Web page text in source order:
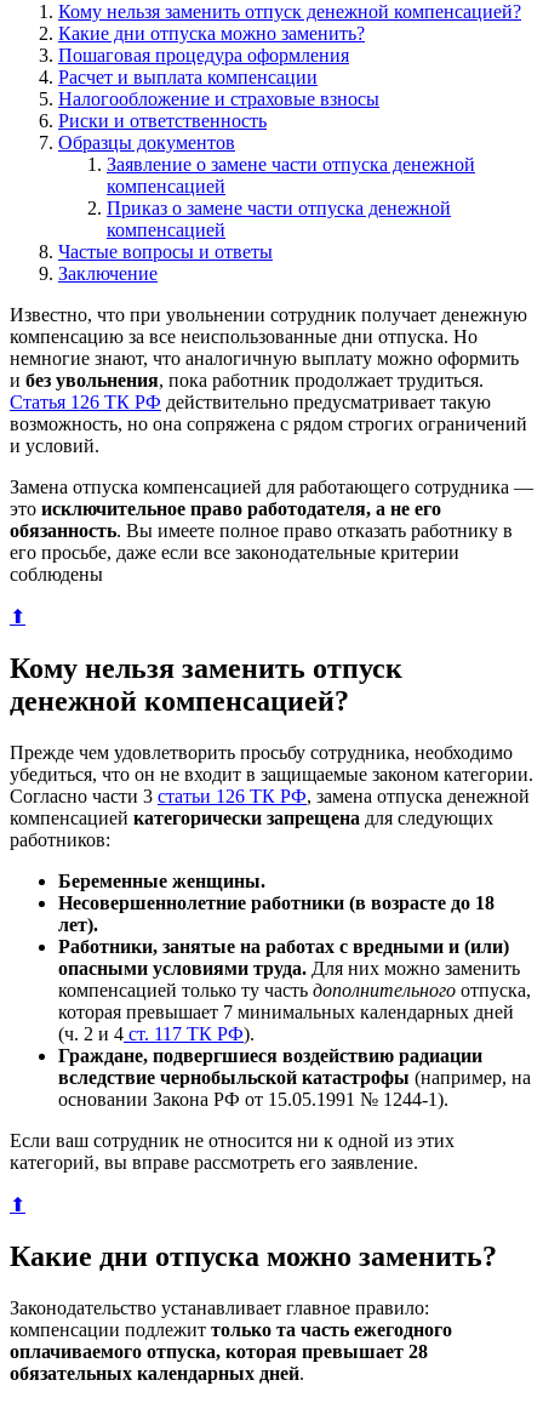
Кому нельзя заменить отпуск денежной компенсацией?
Какие дни отпуска можно заменить?
Пошаговая процедура оформления
Расчет и выплата компенсации
Налогообложение и страховые взносы
Риски и ответственность
Образцы документов
Заявление о замене части отпуска денежной
компенсацией
Приказ о замене части отпуска денежной
компенсацией
Частые вопросы и ответы
Заключение
Известно, что при увольнении сотрудник получает денежную
компенсацию за все неиспользованные дни отпуска. Но
немногие знают, что аналогичную выплату можно оформить
и без увольнения, пока работник продолжает трудиться.
Статья 126 ТК РФ действительно предусматривает такую
возможность, но она сопряжена с рядом строгих ограничений
и условий.
Замена отпуска компенсацией для работающего сотрудника —
это исключительное право работодателя, а не его
обязанность. Вы имеете полное право отказать работнику в
его просьбе, даже если все законодательные критерии
соблюдены
⬆
Кому нельзя заменить отпуск
денежной компенсацией?
Прежде чем удовлетворить просьбу сотрудника, необходимо
убедиться, что он не входит в защищаемые законом категории.
Согласно части 3 статьи 126 ТК РФ, замена отпуска денежной
компенсацией категорически запрещена для следующих
работников:
Беременные женщины.
Несовершеннолетние работники (в возрасте до 18
лет).
Работники, занятые на работах с вредными и (или)
опасными условиями труда. Для них можно заменить
компенсацией только ту часть дополнительного отпуска,
которая превышает 7 минимальных календарных дней
(ч. 2 и 4 ст. 117 ТК РФ).
Граждане, подвергшиеся воздействию радиации
вследствие чернобыльской катастрофы (например, на
основании Закона РФ от 15.05.1991 № 1244-1).
Если ваш сотрудник не относится ни к одной из этих
категорий, вы вправе рассмотреть его заявление.
⬆
Какие дни отпуска можно заменить?
Законодательство устанавливает главное правило:
компенсации подлежит только та часть ежегодного
оплачиваемого отпуска, которая превышает 28
обязательных календарных дней.